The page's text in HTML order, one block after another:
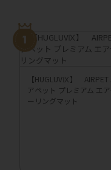
【HUGLUVⅨ】 AIRPET
アペット プレミアム エア
ーリングマット